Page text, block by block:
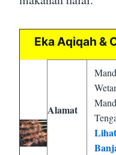
Eka Aqiqah &
Alamat